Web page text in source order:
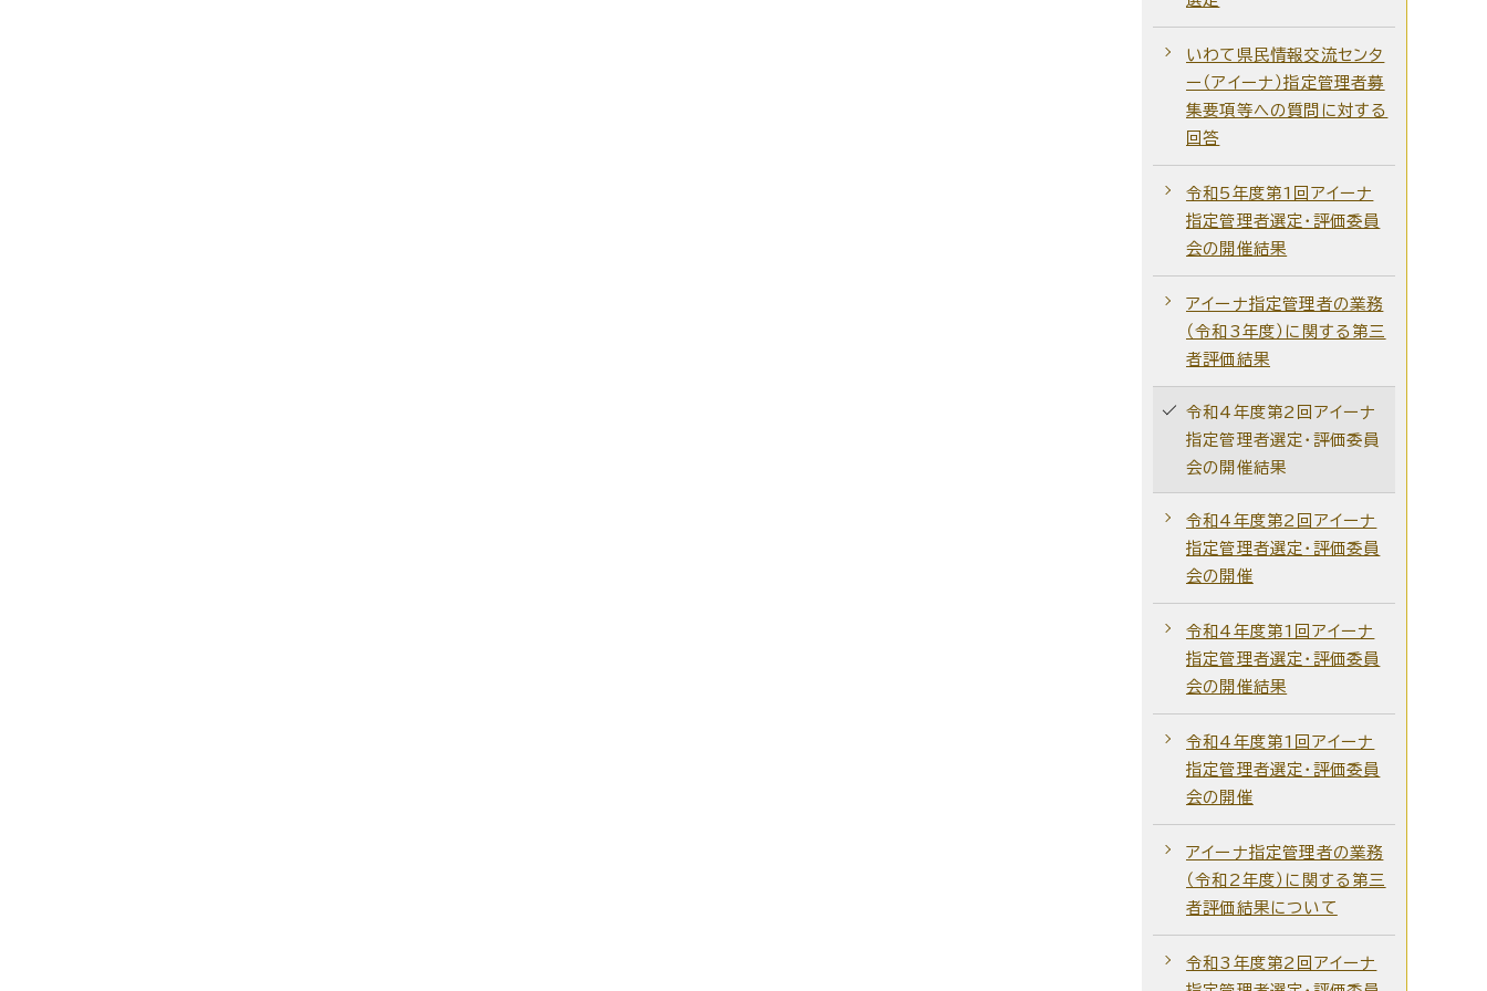
いわて県民情報交流センタ
ー（アイーナ）指定管理者募
集要項等への質問に対する
回答
令和5年度第1回アイーナ
指定管理者選定・評価委員
会の開催結果
アイーナ指定管理者の業務
（令和3年度）に関する第三
者評価結果
令和4年度第2回アイーナ
指定管理者選定・評価委員
会の開催結果
令和4年度第2回アイーナ
指定管理者選定・評価委員
会の開催
令和4年度第1回アイーナ
指定管理者選定・評価委員
会の開催結果
令和4年度第1回アイーナ
指定管理者選定・評価委員
会の開催
アイーナ指定管理者の業務
（令和2年度）に関する第三
者評価結果について
令和3年度第2回アイーナ